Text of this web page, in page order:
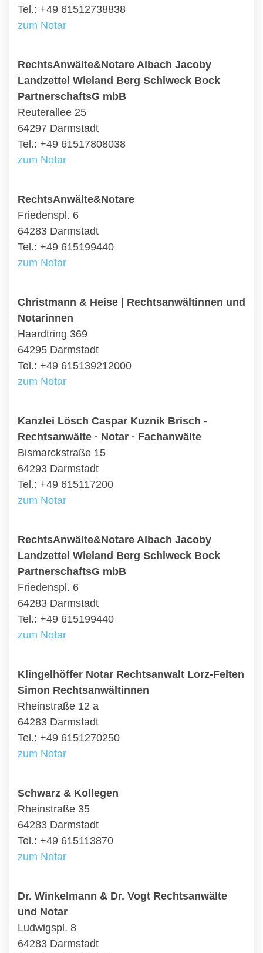
Tel.: +49 61512738838
zum Notar
RechtsAnwälte&Notare Albach Jacoby
Landzettel Wieland Berg Schiweck Bock
PartnerschaftsG mbB
Reuterallee 25
64297 Darmstadt
Tel.: +49 61517808038
zum Notar
RechtsAnwälte&Notare
Friedenspl. 6
64283 Darmstadt
Tel.: +49 615199440
zum Notar
Christmann & Heise | Rechtsanwältinnen und
Notarinnen
Haardtring 369
64295 Darmstadt
Tel.: +49 615139212000
zum Notar
Kanzlei Lösch Caspar Kuznik Brisch -
Rechtsanwälte · Notar · Fachanwälte
Bismarckstraße 15
64293 Darmstadt
Tel.: +49 615117200
zum Notar
RechtsAnwälte&Notare Albach Jacoby
Landzettel Wieland Berg Schiweck Bock
PartnerschaftsG mbB
Friedenspl. 6
64283 Darmstadt
Tel.: +49 615199440
zum Notar
Klingelhöffer Notar Rechtsanwalt Lorz-Felten
Simon Rechtsanwältinnen
Rheinstraße 12 a
64283 Darmstadt
Tel.: +49 6151270250
zum Notar
Schwarz & Kollegen
Rheinstraße 35
64283 Darmstadt
Tel.: +49 615113870
zum Notar
Dr. Winkelmann & Dr. Vogt Rechtsanwälte
und Notar
Ludwigspl. 8
64283 Darmstadt